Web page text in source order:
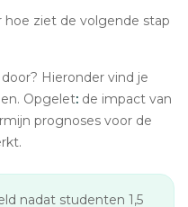
ziet de volgende stap
Hieronder vind je
Opgelet: de impact van
prognoses voor de
nadat studenten 1,5